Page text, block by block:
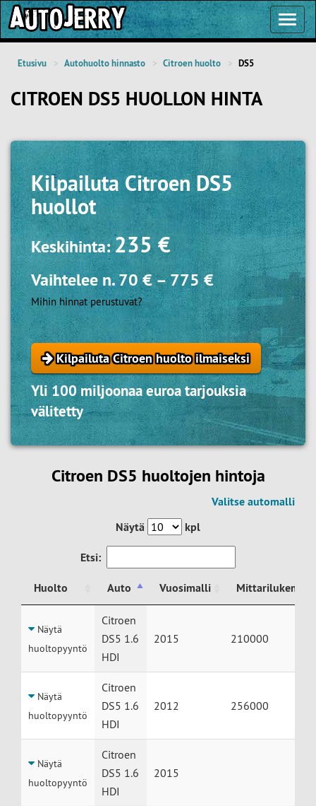
Etusivu Autohuolto hinnasto Citroen huolto DS5
CITROEN DS5 HUOLLON HINTA
KilpailutaCitroen DS5
huollot
Keskihinta:235 €
Vaihtelee n.70 €–775 €
Mihin hinnat perustuvat?
Kilpailuta Citroen huolto ilmaiseksi
Yli 100 miljoonaa euroa tarjouksia
välitetty
Citroen DS5 huoltojen hintoja
Valitse automalli
Näytä
kpl
Etsi:
Huolto Auto Vuosimalli
Mittarilukema
Auto
Näytä
huoltopyyntö
Citroen
DS5 1.6
HDI
2015 210000
Näytä
huoltopyyntö
Citroen
DS5 1.6
HDI
2012 256000
Näytä
huoltopyyntö
Citroen
DS5 1.6
HDI
2015